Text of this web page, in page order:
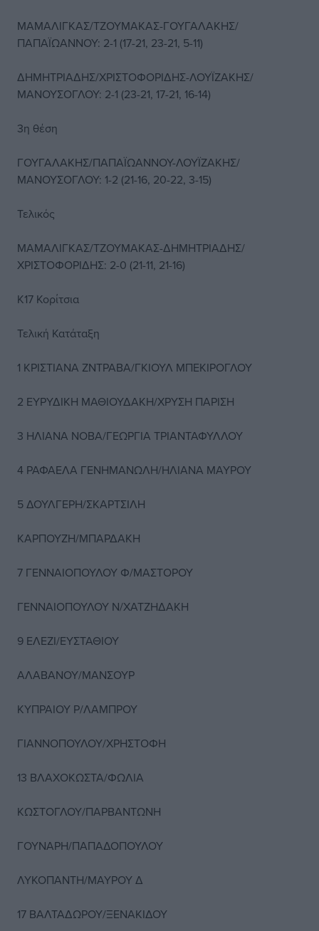
ΜΑΜΑΛΙΓΚΑΣ/ΤΖΟΥΜΑΚΑΣ-ΓΟΥΓΑΛΑΚΗΣ/
ΠΑΠΑΪΩΑΝΝΟΥ: 2-1 (17-21, 23-21, 5-11)
ΔΗΜΗΤΡΙΑΔΗΣ/ΧΡΙΣΤΟΦΟΡΙΔΗΣ-ΛΟΥΪΖΑΚΗΣ/
ΜΑΝΟΥΣΟΓΛΟΥ: 2-1 (23-21, 17-21, 16-14)
3η θέση
ΓΟΥΓΑΛΑΚΗΣ/ΠΑΠΑΪΩΑΝΝΟΥ-ΛΟΥΪΖΑΚΗΣ/
ΜΑΝΟΥΣΟΓΛΟΥ: 1-2 (21-16, 20-22, 3-15)
Τελικός
ΜΑΜΑΛΙΓΚΑΣ/ΤΖΟΥΜΑΚΑΣ-ΔΗΜΗΤΡΙΑΔΗΣ/
ΧΡΙΣΤΟΦΟΡΙΔΗΣ: 2-0 (21-11, 21-16)
Κ17 Κορίτσια
Τελική Κατάταξη
1 ΚΡΙΣΤΙΑΝΑ ΖΝΤΡΑΒΑ/ΓΚΙΟΥΛ ΜΠΕΚΙΡΟΓΛΟΥ
2 ΕΥΡΥΔΙΚΗ ΜΑΘΙΟΥΔΑΚΗ/ΧΡΥΣΗ ΠΑΡΙΣΗ
3 ΗΛΙΑΝΑ ΝΟΒΑ/ΓΕΩΡΓΙΑ ΤΡΙΑΝΤΑΦΥΛΛΟΥ
4 ΡΑΦΑΕΛΑ ΓΕΝΗΜΑΝΩΛΗ/ΗΛΙΑΝΑ ΜΑΥΡΟΥ
5 ΔΟΥΛΓΕΡΗ/ΣΚΑΡΤΣΙΛΗ
ΚΑΡΠΟΥΖΗ/ΜΠΑΡΔΑΚΗ
7 ΓΕΝΝΑΙΟΠΟΥΛΟΥ Φ/ΜΑΣΤΟΡΟΥ
ΓΕΝΝΑΙΟΠΟΥΛΟΥ Ν/ΧΑΤΖΗΔΑΚΗ
9 ΕΛΕΖΙ/ΕΥΣΤΑΘΙΟΥ
ΑΛΑΒΑΝΟΥ/ΜΑΝΣΟΥΡ
ΚΥΠΡΑΙΟΥ Ρ/ΛΑΜΠΡΟΥ
ΓΙΑΝΝΟΠΟΥΛΟΥ/ΧΡΗΣΤΟΦΗ
13 ΒΛΑΧΟΚΩΣΤΑ/ΦΩΛΙΑ
ΚΩΣΤΟΓΛΟΥ/ΠΑΡΒΑΝΤΩΝΗ
ΓΟΥΝΑΡΗ/ΠΑΠΑΔΟΠΟΥΛΟΥ
ΛΥΚΟΠΑΝΤΗ/ΜΑΥΡΟΥ Δ
17 ΒΑΛΤΑΔΩΡΟΥ/ΞΕΝΑΚΙΔΟΥ